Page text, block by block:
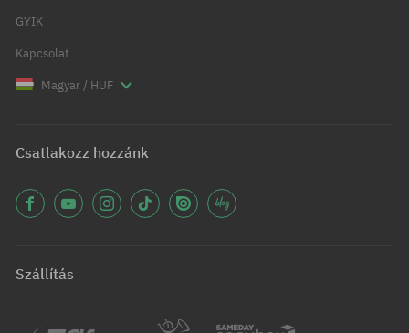
GYIK
Kapcsolat
Magyar / HUF
Csatlakozz hozzánk
Szállítás